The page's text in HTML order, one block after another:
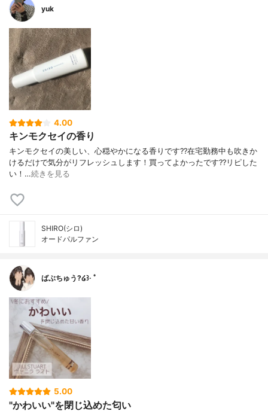
yuk
4.00
キンモクセイの香り
キンモクセイの美しい、心穏やかになる香りです??在宅勤務中も吹きか
けるだけで気分がリフレッシュします！買ってよかったです??リピした
い！…続きを見る
SHIRO(シロ)
オードパルファン
ばぶちゅう?໒꒱· ﾟ
5.00
"かわいい"を閉じ込めた匂い